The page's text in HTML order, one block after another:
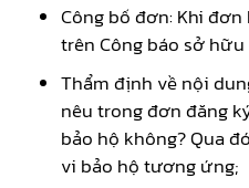
Công bố đơn: Khi
trên Công báo sở
Thẩm định về nội
nêu trong đơn đăng
bảo hộ không? Qua
vi bảo hộ tương ứng;